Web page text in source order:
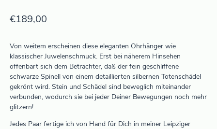
€189,00
Von weitem erscheinen diese eleganten Ohrhänger wie
klassischer Juwelenschmuck. Erst bei näherem Hinsehen
offenbart sich dem Betrachter, daß der fein geschliffene
schwarze Spinell von einem detaillierten silbernen Totenschädel
gekrönt wird. Stein und Schädel sind beweglich miteinander
verbunden, wodurch sie bei jeder Deiner Bewegungen noch mehr
glitzern!
Jedes Paar fertige ich von Hand für Dich in meiner Leipziger